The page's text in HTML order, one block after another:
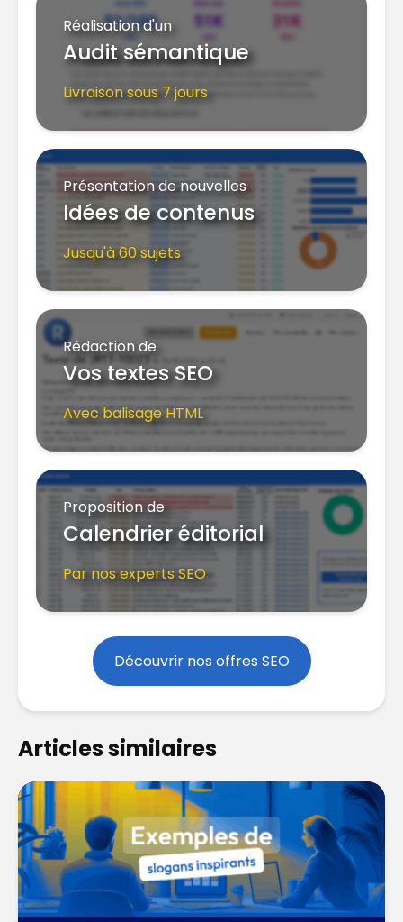
Réalisation d'un
Audit sémantique
Livraison sous 7 jours
Présentation de nouvelles
Idées de contenus
Jusqu'à 60 sujets
Rédaction de
Vos textes SEO
Avec balisage HTML
Proposition de
Calendrier éditorial
Par nos experts SEO
Découvrir nos offres SEO
Articles similaires